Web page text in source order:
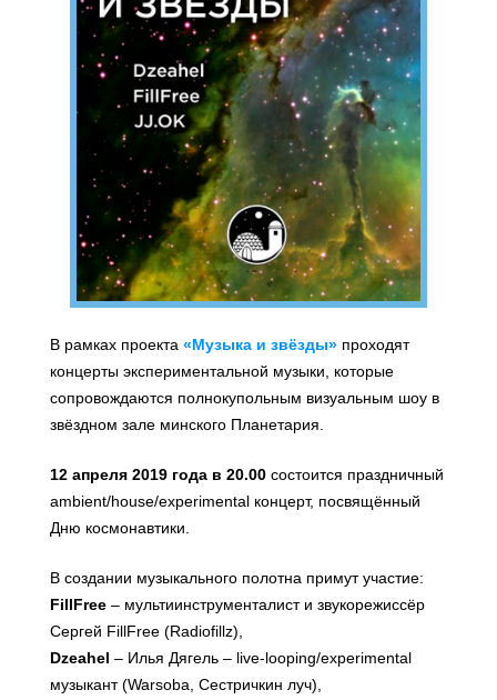
В рамках проекта «Музыка и звёзды» проходят
концерты экспериментальной музыки, которые
сопровождаются полнокупольным визуальным шоу в
звёздном зале минского Планетария.
12 апреля 2019 года в 20.00 состоится праздничный
ambient/house/experimental концерт, посвящённый
Дню космонавтики.
В создании музыкального полотна примут участие:
FillFree – мультиинструменталист и звукорежиссёр
Сергей FillFree (Radiofillz),
Dzeahel – Илья Дягель – live-looping/experimental
музыкант (Warsoba, Сестричкин луч),